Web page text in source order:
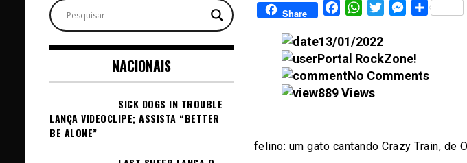
Share FacebookWhatsAppTwitterMessenger
Share
13/01/2022
Portal RockZone!
No Comments
889 Views
felino: um gato cantando Crazy Train, de
NACIONAIS
SICK DOGS IN TROUBLE
LANÇA VIDEOCLIPE; ASSISTA “BETTER
BE ALONE”